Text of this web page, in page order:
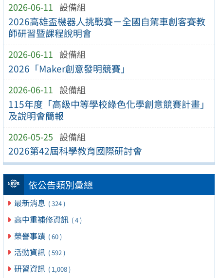
2026-06-11 設備組
2026高雄盃機器人挑戰賽－全國自駕車創客賽教
師研習暨課程說明會
2026-06-11 設備組
2026「Maker創意發明競賽」
2026-06-11 設備組
115年度「高級中等學校綠色化學創意競賽計畫」
及說明會簡報
2026-05-25 設備組
2026第42屆科學教育國際研討會
依公告類別彙總
最新消息 ( 324 )
高中重補修資訊 ( 4 )
榮譽事蹟 ( 60 )
活動資訊 ( 592 )
研習資訊 ( 1,008 )